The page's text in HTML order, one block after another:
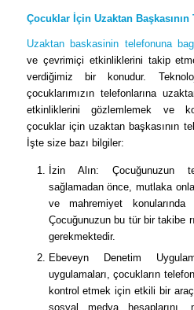
Çocuklar İçin Uzaktan
Uzaktan baskasinin telefonuna
ve çevrimiçi etkinliklerini takip
verdiğimiz bir konudur.
çocuklarımızın telefonlarına
etkinliklerini gözlemlemek ve
çocuklar için uzaktan başkasının
İşte size bazı bilgiler:
İzin Alın: Çocuğunuzun
sağlamadan önce, mutlaka
ve mahremiyet konularında
Çocuğunuzun bu tür bir takibe
gerekmektedir.
Ebeveyn Denetim
uygulamaları, çocukların
kontrol etmek için etkili bir
sosyal medya hesaplarını,